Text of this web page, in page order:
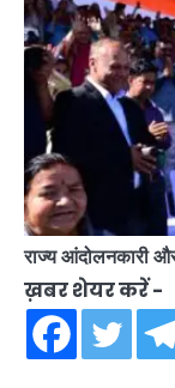
राज्य आंदोलनकारी
ख़बर शेयर करें -